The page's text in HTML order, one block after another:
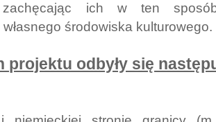
zachęcając ich w ten
własnego środowiska kulturowego.
projektu odbyły się